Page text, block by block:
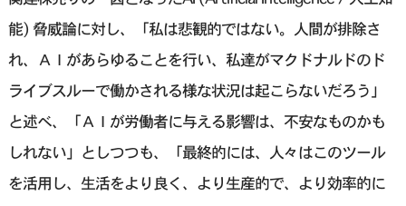
能) 脅威論に対し、「私は悲観的ではない。人間が排除さ
れ、ＡＩがあらゆることを行い、私達がマクドナルドのド
ライブスルーで働かされる様な状況は起こらないだろう」
と述べ、「ＡＩが労働者に与える影響は、不安なものかも
しれない」としつつも、「最終的には、人々はこのツール
を活用し、生活をより良く、より生産的で、より効率的に